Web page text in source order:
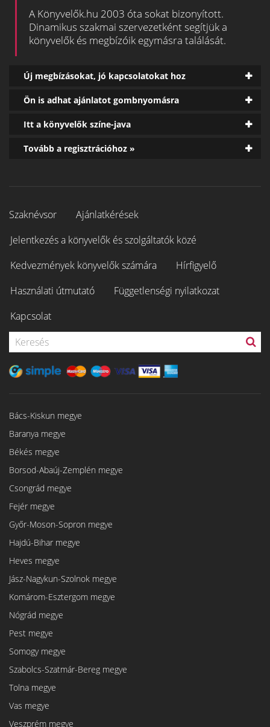
A Könyvelők.hu 2003 óta sokat bizonyított.
Dinamikus szakmai szervezetként segítjük a
könyvelők és megbízóik egymásra találását.
Új megbízásokat, jó kapcsolatokat hoz
Ön is adhat ajánlatot gombnyomásra
Itt a könyvelők színe-java
Tovább a regisztrációhoz »
Szaknévsor
Ajánlatkérések
Jelentkezés a könyvelők és szolgáltatók közé
Kedvezmények könyvelők számára
Hírfigyelő
Használati útmutató
Függetlenségi nyilatkozat
Kapcsolat
Bács-Kiskun megye
Baranya megye
Békés megye
Borsod-Abaúj-Zemplén megye
Csongrád megye
Fejér megye
Győr-Moson-Sopron megye
Hajdú-Bihar megye
Heves megye
Jász-Nagykun-Szolnok megye
Komárom-Esztergom megye
Nógrád megye
Pest megye
Somogy megye
Szabolcs-Szatmár-Bereg megye
Tolna megye
Vas megye
Veszprém megye